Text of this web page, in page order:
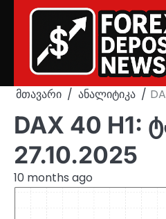
მთავარი ანალიტიკა
DAX 40 H1:
27.10.2025
10 months ago